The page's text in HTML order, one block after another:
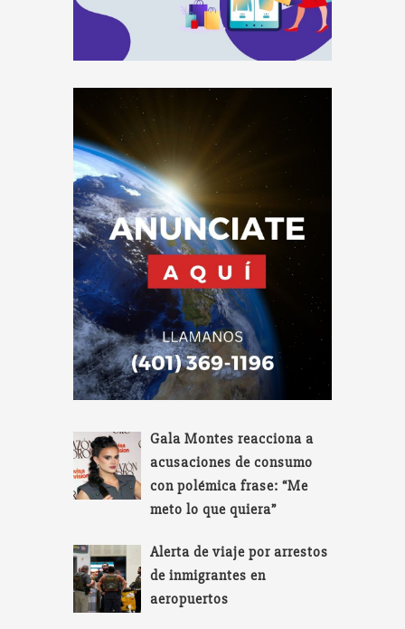
Gala Montes reacciona a
acusaciones de consumo
con polémica frase: “Me
meto lo que quiera”
Alerta de viaje por arrestos
de inmigrantes en
aeropuertos